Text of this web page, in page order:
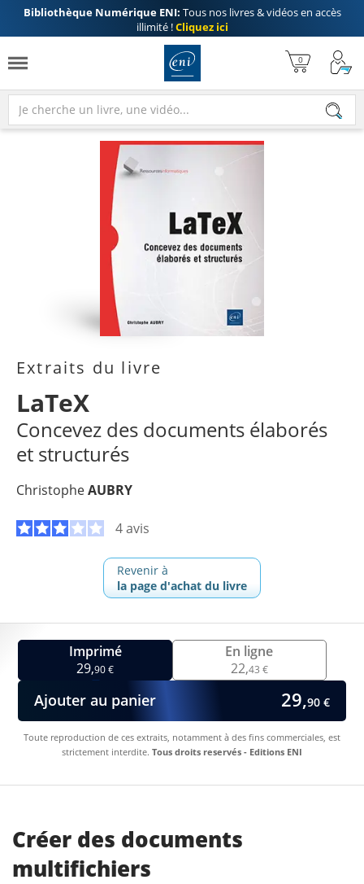
Bibliothèque Numérique ENI: Tous nos livres & vidéos en accès
illimité !Cliquez ici
Extraits du livre
LaTeX
Concevez des documents élaborés
et structurés
ChristopheAUBRY
4 avis
Revenir à
la page d'achat du livre
Imprimé
29,90 €
En ligne
22,43 €
Ajouter au panier 29,90 €
Toute reproduction de ces extraits, notamment à des fins commerciales, est
strictement interdite. Tous droits reservés - Editions ENI
Créer des documents
multifichiers